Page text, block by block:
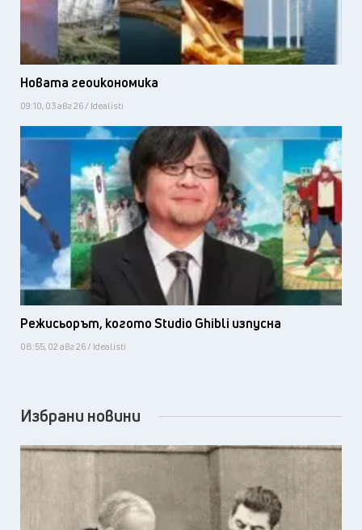
Новата геоикономика
09:10, 03 авг 26 / Idealisti
Режисьорът, когото Studio Ghibli изпусна
08:55, 02 авг 26 / Idealisti
Избрани новини